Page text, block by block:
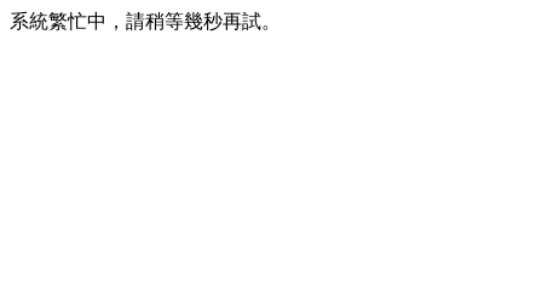
系統繁忙中，請稍等幾秒再試。